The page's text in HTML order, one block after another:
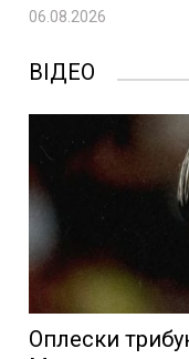
06.08.2026
ВІДЕО
Оплески